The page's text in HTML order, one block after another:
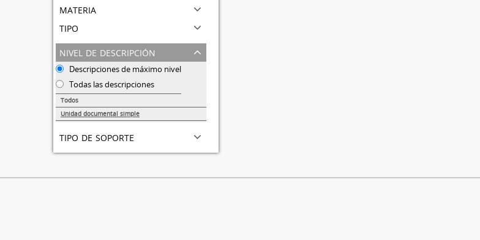
materia
tipo
nivel de descripción
Descripciones de máximo nivel
Todas las descripciones
Todos
Unidad documental simple
tipo de soporte